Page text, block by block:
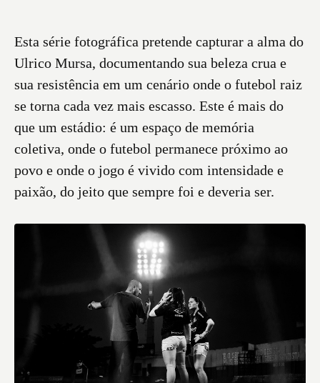
Esta série fotográfica pretende capturar a alma do
Ulrico Mursa, documentando sua beleza crua e
sua resistência em um cenário onde o futebol raiz
se torna cada vez mais escasso. Este é mais do
que um estádio: é um espaço de memória
coletiva, onde o futebol permanece próximo ao
povo e onde o jogo é vivido com intensidade e
paixão, do jeito que sempre foi e deveria ser.